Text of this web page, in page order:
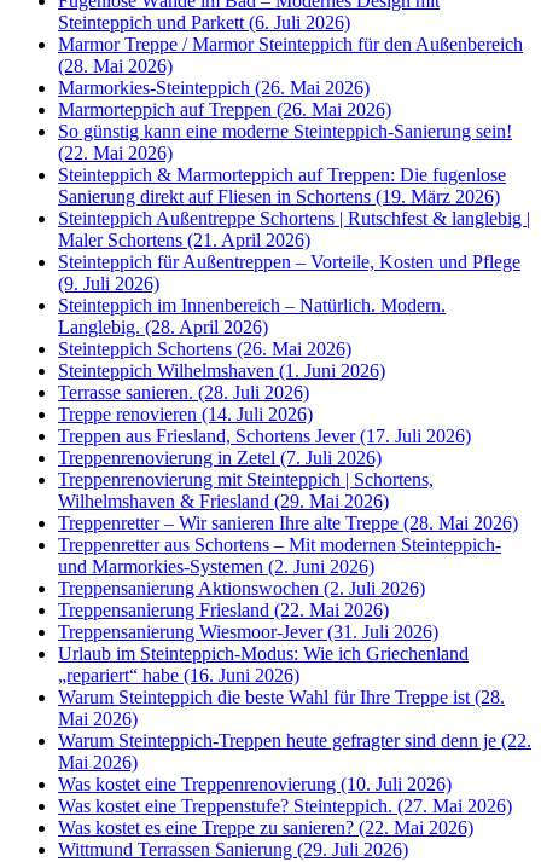
Steinteppich und Parkett (6. Juli 2026)
Marmor Treppe / Marmor Steinteppich für den Außenbereich
(28. Mai 2026)
Marmorkies-Steinteppich (26. Mai 2026)
Marmorteppich auf Treppen (26. Mai 2026)
So günstig kann eine moderne Steinteppich-Sanierung sein!
(22. Mai 2026)
Steinteppich & Marmorteppich auf Treppen: Die fugenlose
Sanierung direkt auf Fliesen in Schortens (19. März 2026)
Steinteppich Außentreppe Schortens | Rutschfest & langlebig |
Maler Schortens (21. April 2026)
Steinteppich für Außentreppen – Vorteile, Kosten und Pflege
(9. Juli 2026)
Steinteppich im Innenbereich – Natürlich. Modern.
Langlebig. (28. April 2026)
Steinteppich Schortens (26. Mai 2026)
Steinteppich Wilhelmshaven (1. Juni 2026)
Terrasse sanieren. (28. Juli 2026)
Treppe renovieren (14. Juli 2026)
Treppen aus Friesland, Schortens Jever (17. Juli 2026)
Treppenrenovierung in Zetel (7. Juli 2026)
Treppenrenovierung mit Steinteppich | Schortens,
Wilhelmshaven & Friesland (29. Mai 2026)
Treppenretter – Wir sanieren Ihre alte Treppe (28. Mai 2026)
Treppenretter aus Schortens – Mit modernen Steinteppich-
und Marmorkies-Systemen (2. Juni 2026)
Treppensanierung Aktionswochen (2. Juli 2026)
Treppensanierung Friesland (22. Mai 2026)
Treppensanierung Wiesmoor-Jever (31. Juli 2026)
Urlaub im Steinteppich-Modus: Wie ich Griechenland
„repariert“ habe (16. Juni 2026)
Warum Steinteppich die beste Wahl für Ihre Treppe ist (28.
Mai 2026)
Warum Steinteppich-Treppen heute gefragter sind denn je (22.
Mai 2026)
Was kostet eine Treppenrenovierung (10. Juli 2026)
Was kostet eine Treppenstufe? Steinteppich. (27. Mai 2026)
Was kostet es eine Treppe zu sanieren? (22. Mai 2026)
Wittmund Terrassen Sanierung (29. Juli 2026)